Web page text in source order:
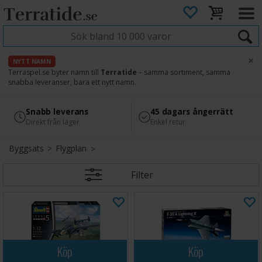
NYTT NAMN
Terraspel.se byter namn till Terratide – samma sortiment, samma
snabba leveranser, bara ett nytt namn.
×
4.8
Läs omdömen på Google
Säker betalning
med Svea
Snabb leverans
Direkt från lager
45 dagars ångerrätt
Enkel retur
Byggsats> Flygplan
Filter
Köp Köp